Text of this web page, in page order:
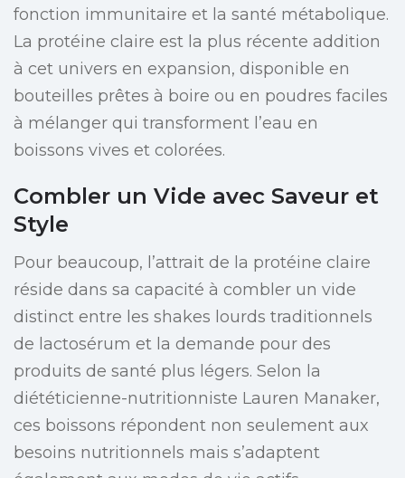
fonction immunitaire et la santé métabolique.
La protéine claire est la plus récente addition
à cet univers en expansion, disponible en
bouteilles prêtes à boire ou en poudres faciles
à mélanger qui transforment l’eau en
boissons vives et colorées.
Combler un Vide avec Saveur et
Style
Pour beaucoup, l’attrait de la protéine claire
réside dans sa capacité à combler un vide
distinct entre les shakes lourds traditionnels
de lactosérum et la demande pour des
produits de santé plus légers. Selon la
diététicienne-nutritionniste Lauren Manaker,
ces boissons répondent non seulement aux
besoins nutritionnels mais s’adaptent